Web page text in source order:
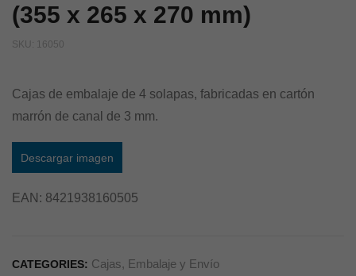
(355 x 265 x 270 mm)
SKU: 16050
Cajas de embalaje de 4 solapas, fabricadas en cartón
marrón de canal de 3 mm.
Descargar imagen
EAN: 8421938160505
CATEGORIES: Cajas, Embalaje y Envío